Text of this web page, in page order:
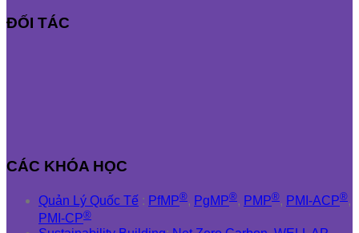
ĐỐI TÁC
CÁC KHÓA HỌC
Quản Lý Quốc Tế : PfMP®, PgMP®, PMP®, PMI-ACP®,
PMI-CP®